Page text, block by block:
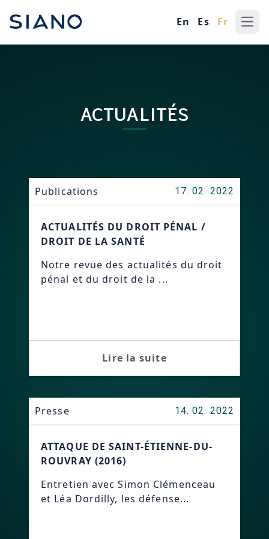
En Es Fr
ACTUALITÉS
Publications 17. 02. 2022
ACTUALITÉS DU DROIT PÉNAL /
DROIT DE LA SANTÉ
Notre revue des actualités du droit
pénal et du droit de la ...
Lire la suite
Presse 14. 02. 2022
ATTAQUE DE SAINT-ÉTIENNE-DU-
ROUVRAY (2016)
Entretien avec Simon Clémenceau
et Léa Dordilly, les défense...